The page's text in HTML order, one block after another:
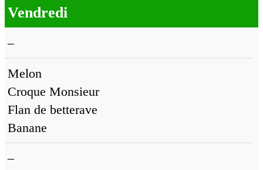
Vendredi
–
Melon
Croque Monsieur
Flan de betterave
Banane
–